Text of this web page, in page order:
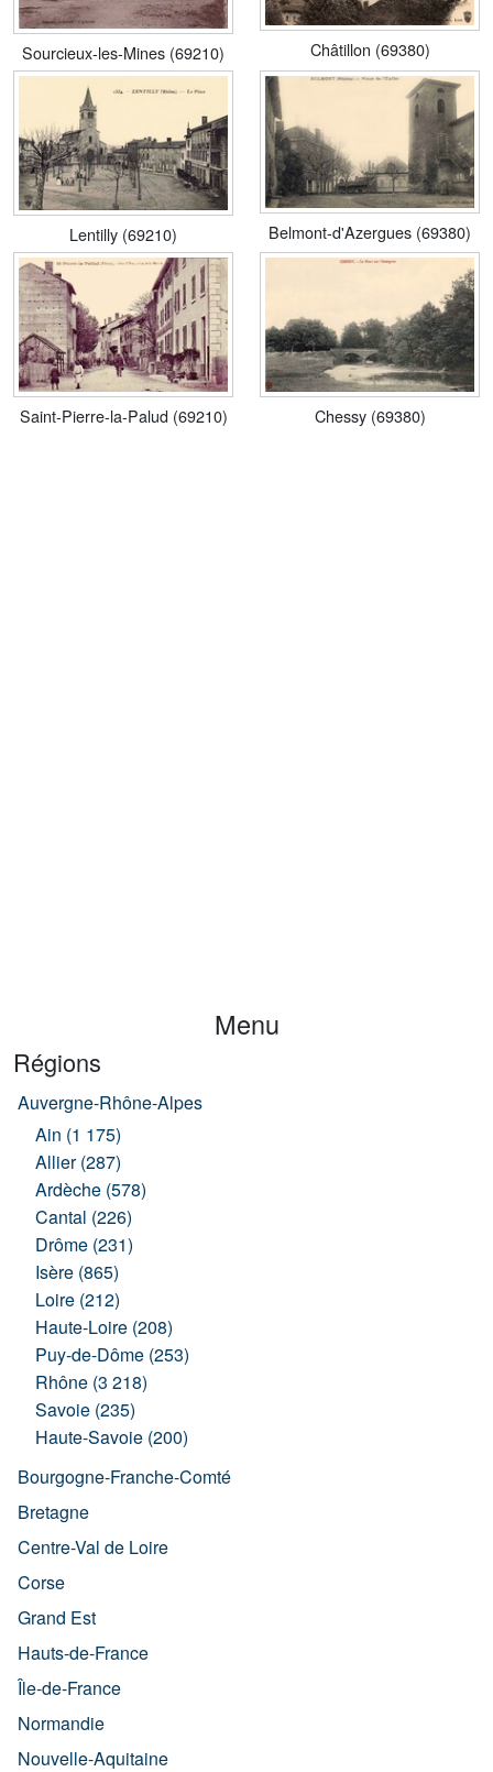
Sourcieux-les-Mines (69210) Châtillon (69380)
Lentilly (69210) Belmont-d'Azergues (69380)
Saint-Pierre-la-Palud (69210) Chessy (69380)
Menu
Régions
Auvergne-Rhône-Alpes
Ain (1 175)
Allier (287)
Ardèche (578)
Cantal (226)
Drôme (231)
Isère (865)
Loire (212)
Haute-Loire (208)
Puy-de-Dôme (253)
Rhône (3 218)
Savoie (235)
Haute-Savoie (200)
Bourgogne-Franche-Comté
Bretagne
Centre-Val de Loire
Corse
Grand Est
Hauts-de-France
Île-de-France
Normandie
Nouvelle-Aquitaine